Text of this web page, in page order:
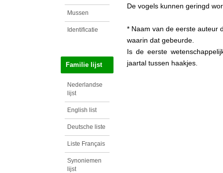
Mussen
Identificatie
Familie lijst
Nederlandse
lijst
English list
Deutsche liste
Liste Français
Synoniemen
lijst
De vogels kunnen geringd
* Naam van de eerste auteur
waarin dat gebeurde.
Is de eerste
jaartal tussen haakjes.